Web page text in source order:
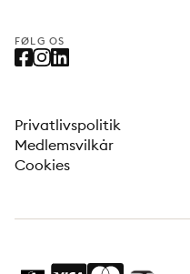
FØLG OS
Privatlivspolitik
Medlemsvilkår
Cookies